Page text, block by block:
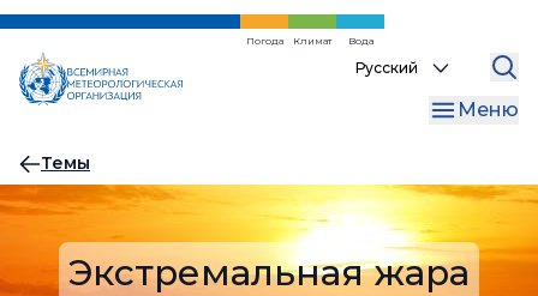
Перейти
основному
содержанию
Погода Климат Вода
Select
language
Меню
Хлебная
крошка
Темы
Экстремальная жара